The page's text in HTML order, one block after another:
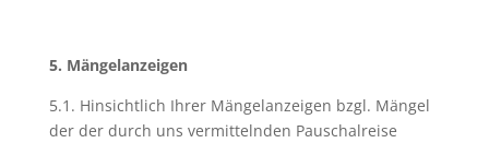
5. Mängelanzeigen
5.1. Hinsichtlich Ihrer Mängelanzeigen bzgl. Mängel
der der durch uns vermittelnden Pauschalreise